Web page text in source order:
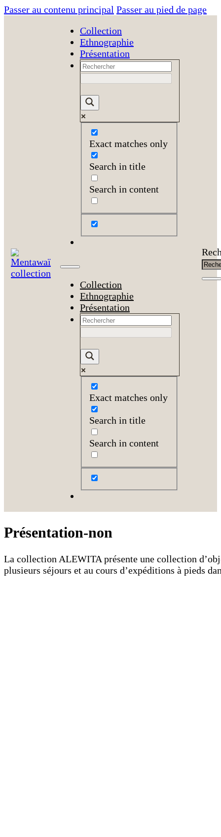
Passer au contenu principal Passer au pied de page
Collection
Ethnographie
Présentation
Exact matches only
Search in title
Search in content
Collection
Ethnographie
Présentation
Exact matches only
Search in title
Search in content
Présentation-non
La collection ALEWITA présente une collection
plusieurs séjours et au cours d’expéditions à pieds